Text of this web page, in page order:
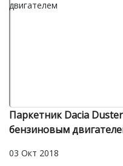
Паркетник Dacia
бензиновым
03 Окт 2018